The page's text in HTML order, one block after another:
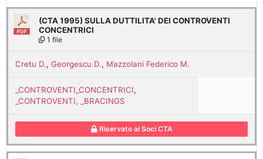
(CTA 1995) SULLA DUTTILITA' DEI CONTROVENTI
CONCENTRICI
1 file
Cretu D., Georgescu D., Mazzolani Federico M.
_CONTROVENTI_CONCENTRICI,
_CONTROVENTI, _BRACINGS
Riservato ai Soci CTA